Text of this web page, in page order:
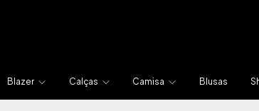
Blazer Calças Camisa Blusas